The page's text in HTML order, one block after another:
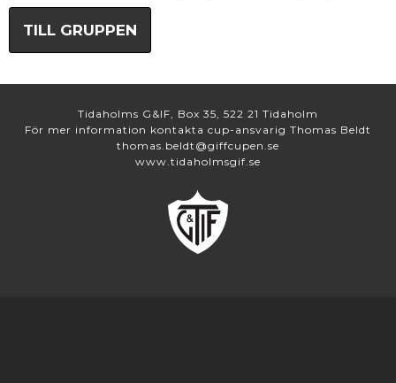
TILL GRUPPEN
Tidaholms G&IF, Box 35, 522 21 Tidaholm
För mer information kontakta cup-ansvarig Thomas Beldt
thomas.beldt@giffcupen.se
www.tidaholmsgif.se